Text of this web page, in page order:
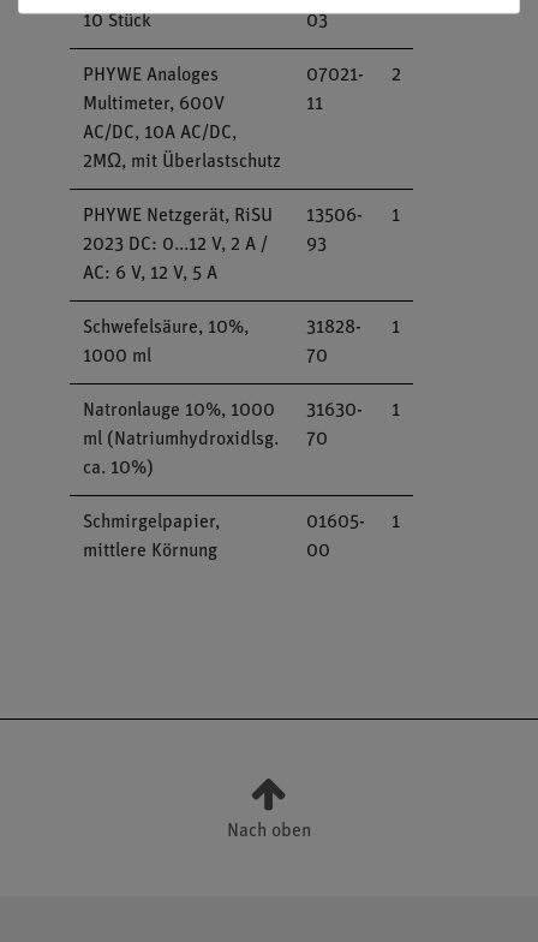
10 Stück
03
PHYWE Analoges
Multimeter, 600V
AC/DC, 10A AC/DC,
2MΩ, mit Überlastschutz
07021-
11
2
PHYWE Netzgerät, RiSU
2023 DC: 0...12 V, 2 A /
AC: 6 V, 12 V, 5 A
13506-
93
1
Schwefelsäure, 10%,
1000 ml
31828-
70
1
Natronlauge 10%, 1000
ml (Natriumhydroxidlsg.
ca. 10%)
31630-
70
1
Schmirgelpapier,
mittlere Körnung
01605-
00
1
Nach oben